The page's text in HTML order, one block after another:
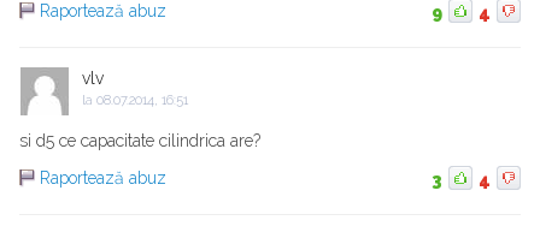
Raportează abuz
9 4
vlv
la 08.07.2014, 16:51
si d5 ce capacitate cilindrica are?
Raportează abuz
3 4